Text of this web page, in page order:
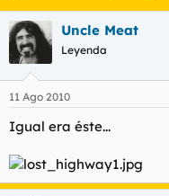
i
c
i
a
d
o
d
t
h
e
i
o
Uncle Meat
Leyenda
11 Ago 2010
Igual era éste...